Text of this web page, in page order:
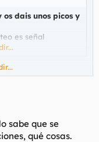
dais unos picos y
es señal
sabe que se
qué cosas.